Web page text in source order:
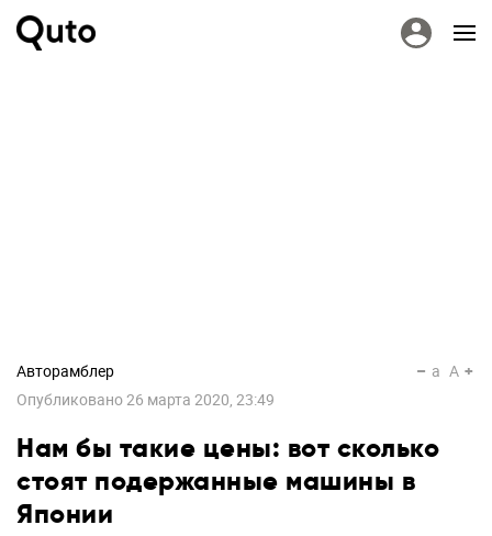
Авторамблер
Опубликовано26 марта 2020, 23:49
a A
Нам бы такие цены: вот сколько
стоят подержанные машины в
Японии